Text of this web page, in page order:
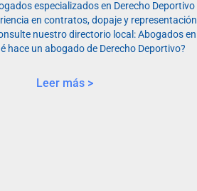
especializados en Derecho Deportivo
en contratos, dopaje y representación
nuestro directorio local: Abogados en
hace un abogado de Derecho Deportivo?
Leer más >